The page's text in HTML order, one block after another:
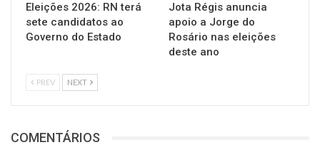
Eleições 2026: RN terá
sete candidatos ao
Governo do Estado
Jota Régis anuncia
apoio a Jorge do
Rosário nas eleições
deste ano
PREV NEXT
COMENTÁRIOS